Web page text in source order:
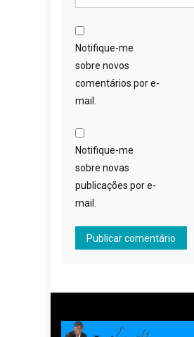
Notifique-me
sobre novos
comentários por e-
mail.
Notifique-me
sobre novas
publicações por e-
mail.